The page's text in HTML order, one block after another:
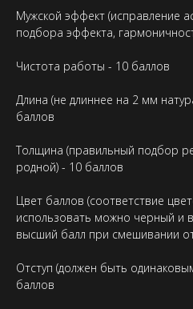
Мужской эффект (исправление
подбора эффекта,
Чистота работы - 10 баллов
Длина (не длиннее на 2 мм
баллов
Толщина (правильный подбор
родной) - 10 баллов
Цвет баллов (соответствие
использовать можно черный и
высший балл при смешивании
Отступ (должен быть
баллов